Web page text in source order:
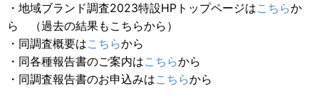
・地域ブランド調査2023特設HPトップページはこちらか
ら （過去の結果もこちらから）
・同調査概要はこちらから
・同各種報告書のご案内はこちらから
・同調査報告書のお申込みはこちらから